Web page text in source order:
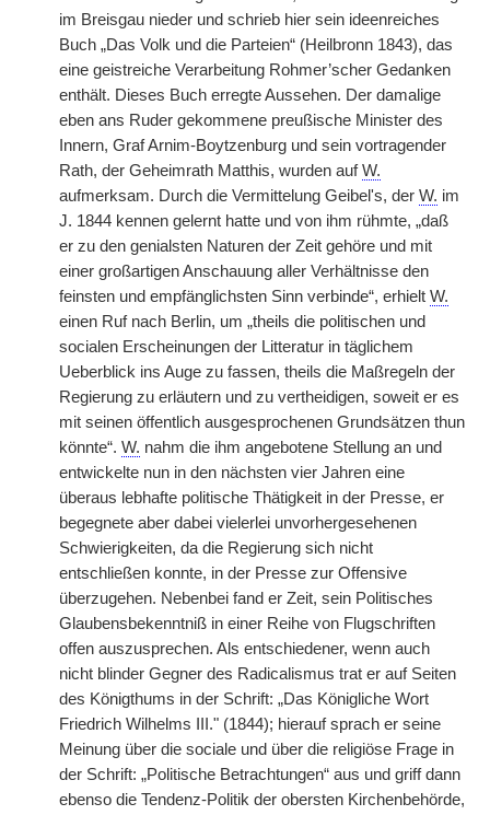
im Breisgau nieder und schrieb hier sein ideenreiches
Buch „Das Volk und die Parteien“ (Heilbronn 1843), das
eine geistreiche Verarbeitung Rohmer’scher Gedanken
enthält. Dieses Buch erregte Aussehen. Der damalige
eben ans Ruder gekommene preußische Minister des
Innern, Graf Arnim-Boytzenburg und sein vortragender
Rath, der Geheimrath Matthis, wurden aufW.
aufmerksam. Durch die Vermittelung Geibel's, der W. im
J. 1844 kennen gelernt hatte und von ihm rühmte, „daß
er zu den genialsten Naturen der Zeit gehöre und mit
einer großartigen Anschauung aller Verhältnisse den
feinsten und empfänglichsten Sinn verbinde“, erhielt W.
einen Ruf nach Berlin, um „theils die politischen und
socialen Erscheinungen der Litteratur in täglichem
Ueberblick ins Auge zu fassen, theils die Maßregeln der
Regierung zu erläutern und zu vertheidigen, soweit er es
mit seinen öffentlich ausgesprochenen Grundsätzen thun
könnte“. W. nahm die ihm angebotene Stellung an und
entwickelte nun in den nächsten vier Jahren eine
überaus lebhafte politische Thätigkeit in der Presse, er
begegnete aber dabei vielerlei unvorhergesehenen
Schwierigkeiten, da die Regierung sich nicht
entschließen konnte, in der Presse zur Offensive
überzugehen. Nebenbei fand er Zeit, sein Politisches
Glaubensbekenntniß in einer Reihe von Flugschriften
offen auszusprechen. Als entschiedener, wenn auch
nicht blinder Gegner des Radicalismus trat er auf Seiten
des Königthums in der Schrift: „Das Königliche Wort
Friedrich Wilhelms III." (1844); hierauf sprach er seine
Meinung über die sociale und über die religiöse Frage in
der Schrift: „Politische Betrachtungen“ aus und griff dann
ebenso die Tendenz-Politik der obersten Kirchenbehörde,